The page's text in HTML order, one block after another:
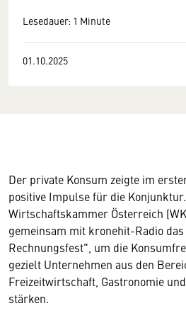
Lesedauer: 1 Minute
01.10.2025
Der private Konsum zeigte im
positive Impulse für die
Wirtschaftskammer Österreich
gemeinsam mit kronehit-Radio
Rechnungsfest", um die
gezielt Unternehmen aus den
Freizeitwirtschaft, Gastronomie
stärken.